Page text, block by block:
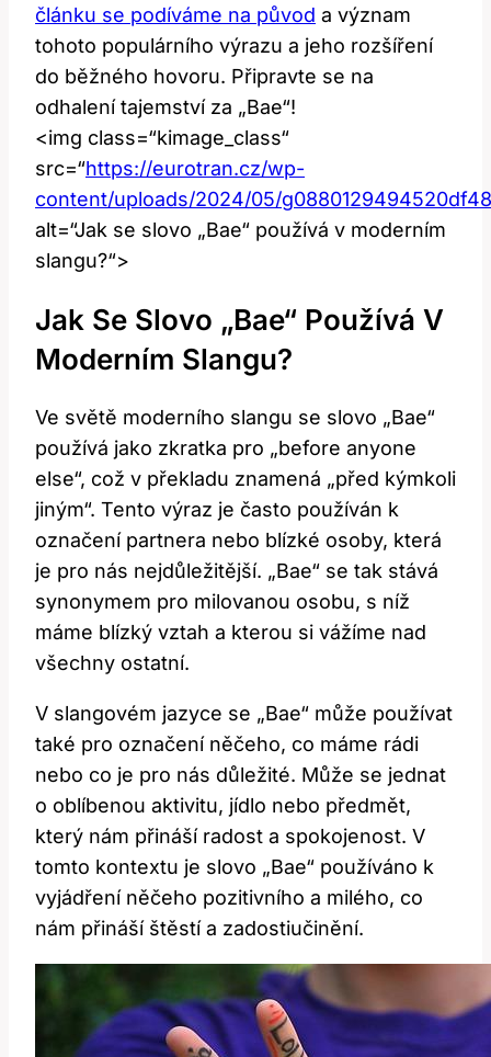
článku se podíváme na původ a význam
tohoto populárního výrazu a jeho rozšíření
do běžného hovoru. Připravte se na
odhalení tajemství za „Bae“!
<img class=“kimage_class“
src=“https://eurotran.cz/wp-
content/uploads/2024/05/
alt=“Jak se slovo „Bae“ používá v moderním
slangu?“>
Jak Se Slovo „Bae“ Používá V
Moderním Slangu?
Ve světě moderního slangu se slovo „Bae“
používá jako zkratka pro „before anyone
else“, což v překladu znamená „před kýmkoli
jiným“. Tento výraz je často používán k
označení partnera nebo blízké osoby, která
je pro nás nejdůležitější. „Bae“ se tak stává
synonymem pro milovanou osobu, s níž
máme blízký vztah a kterou si vážíme nad
všechny ostatní.
V slangovém jazyce se „Bae“ může používat
také pro označení něčeho, co máme rádi
nebo co je pro nás důležité. Může se jednat
o oblíbenou aktivitu, jídlo nebo předmět,
který nám přináší radost a spokojenost. V
tomto kontextu je slovo „Bae“ používáno k
vyjádření něčeho pozitivního a milého, co
nám přináší štěstí a zadostiučinění.